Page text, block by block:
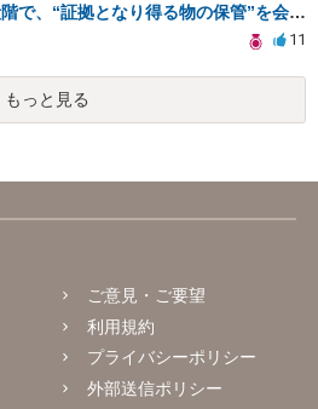
訴訟するか未定の段階で、“証拠となり得る物の保管”を会社に応じてもらえる方法は在りますか?
11
もっと見る
ご意見・ご要望
利用規約
プライバシーポリシー
外部送信ポリシー